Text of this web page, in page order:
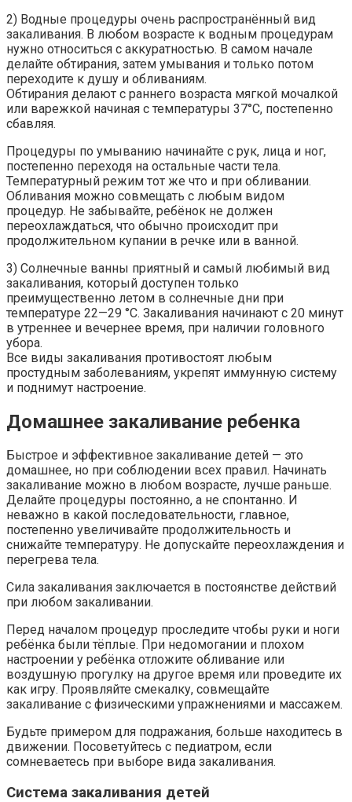
2) Водные процедуры очень распространённый вид
закаливания. В любом возрасте к водным процедурам
нужно относиться с аккуратностью. В самом начале
делайте обтирания, затем умывания и только потом
переходите к душу и обливаниям.
Обтирания делают с раннего возраста мягкой мочалкой
или варежкой начиная с температуры 37°С, постепенно
сбавляя.
Процедуры по умыванию начинайте с рук, лица и ног,
постепенно переходя на остальные части тела.
Температурный режим тот же что и при обливании.
Обливания можно совмещать с любым видом
процедур. Не забывайте, ребёнок не должен
переохлаждаться, что обычно происходит при
продолжительном купании в речке или в ванной.
3) Солнечные ванны приятный и самый любимый вид
закаливания, который доступен только
преимущественно летом в солнечные дни при
температуре 22—29 °С. Закаливания начинают с 20 минут
в утреннее и вечернее время, при наличии головного
убора.
Все виды закаливания противостоят любым
простудным заболеваниям, укрепят иммунную систему
и поднимут настроение.
Домашнее закаливание ребенка
Быстрое и эффективное закаливание детей — это
домашнее, но при соблюдении всех правил. Начинать
закаливание можно в любом возрасте, лучше раньше.
Делайте процедуры постоянно, а не спонтанно. И
неважно в какой последовательности, главное,
постепенно увеличивайте продолжительность и
снижайте температуру. Не допускайте переохлаждения и
перегрева тела.
Сила закаливания заключается в постоянстве действий
при любом закаливании.
Перед началом процедур проследите чтобы руки и ноги
ребёнка были тёплые. При недомогании и плохом
настроении у ребёнка отложите обливание или
воздушную прогулку на другое время или проведите их
как игру. Проявляйте смекалку, совмещайте
закаливание с физическими упражнениями и массажем.
Будьте примером для подражания, больше находитесь в
движении. Посоветуйтесь с педиатром, если
сомневаетесь при выборе вида закаливания.
Система закаливания детей